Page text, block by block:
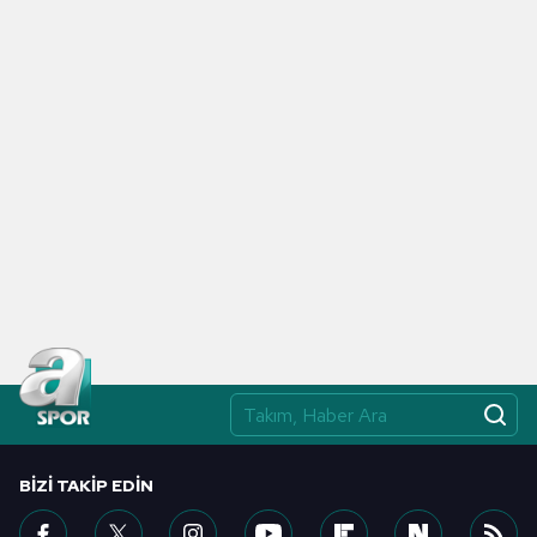
BIZI TAKIP EDIN